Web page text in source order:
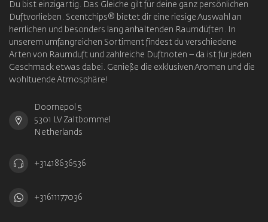
Du bist einzigartig. Das Gleiche gilt für deine ganz persönlichen
Duftvorlieben. Scentchips® bietet dir eine riesige Auswahl an
herrlichen und besonders lang anhaltenden Raumdüften. In
unserem umfangreichen Sortiment findest du verschiedene
Arten von Raumduft und zahlreiche Duftnoten – da ist für jeden
Geschmack etwas dabei. Genieße die exklusiven Aromen und die
wohltuende Atmosphäre!
Doornepol 5
5301 LV Zaltbommel
Netherlands
+31418636536
+31611177036